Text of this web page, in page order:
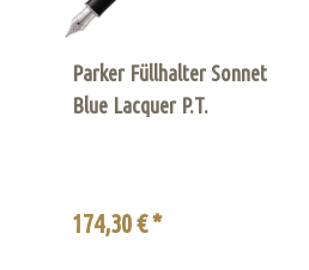
Parker Füllhalter Sonnet
Blue Lacquer P.T.
174,30 € *